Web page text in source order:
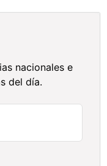
nacionales e
del día.